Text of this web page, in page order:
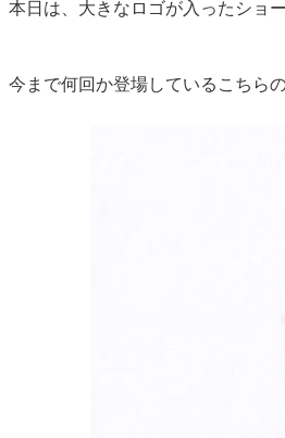
本日は、大きなロゴが入ったショ
今まで何回か登場しているこちら